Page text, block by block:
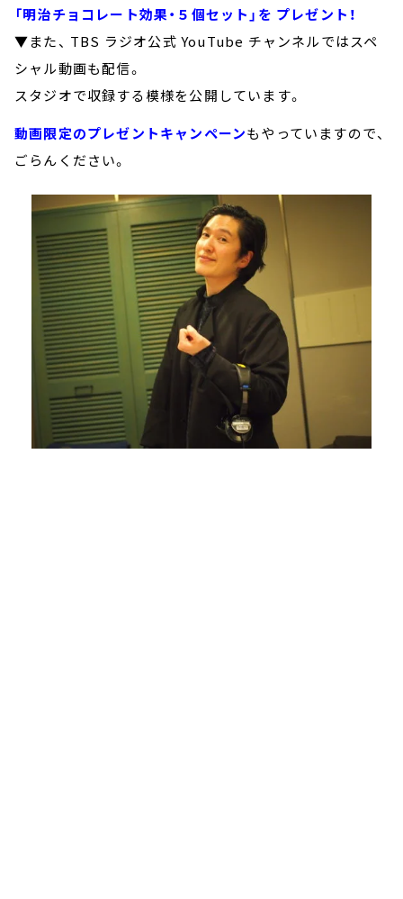
「明治チョコレート効果・５個セット」を プレゼント！
▼また、 TBS ラジオ公式 YouTube チャンネルではスペ
シャル動画も配信。
スタジオで収録する模様を公開しています。
動画限定のプレゼントキャンペーンもやっていますので、
ごらんください。